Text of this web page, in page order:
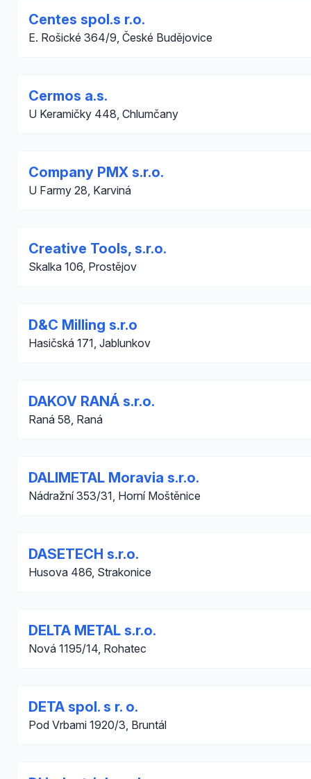
Centes spol.s r.o.
E. Rošické 364/9, České Budějovice
Cermos a.s.
U Keramičky 448, Chlumčany
Company PMX s.r.o.
U Farmy 28, Karviná
Creative Tools, s.r.o.
Skalka 106, Prostějov
D&C Milling s.r.o
Hasičská 171, Jablunkov
DAKOV RANÁ s.r.o.
Raná 58, Raná
DALIMETAL Moravia s.r.o.
Nádražní 353/31, Horní Moštěnice
DASETECH s.r.o.
Husova 486, Strakonice
DELTA METAL s.r.o.
Nová 1195/14, Rohatec
DETA spol. s r. o.
Pod Vrbami 1920/3, Bruntál